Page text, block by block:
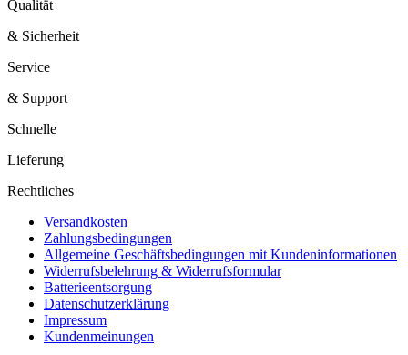
Qualität
& Sicherheit
Service
& Support
Schnelle
Lieferung
Rechtliches
Versandkosten
Zahlungsbedingungen
Allgemeine Geschäftsbedingungen mit Kundeninformationen
Widerrufsbelehrung & Widerrufsformular
Batterieentsorgung
Datenschutzerklärung
Impressum
Kundenmeinungen